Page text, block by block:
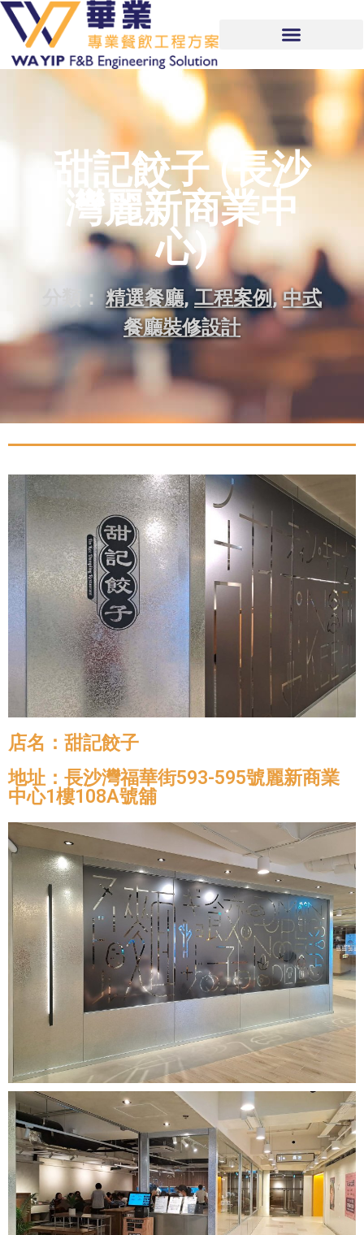
甜記餃子 (長沙
灣麗新商業中
心)
分類： 精選餐廳, 工程案例,中式
餐廳裝修設計
店名：甜記餃子
地址：長沙灣福華街593-595號麗新商業
中心1樓108A號舖